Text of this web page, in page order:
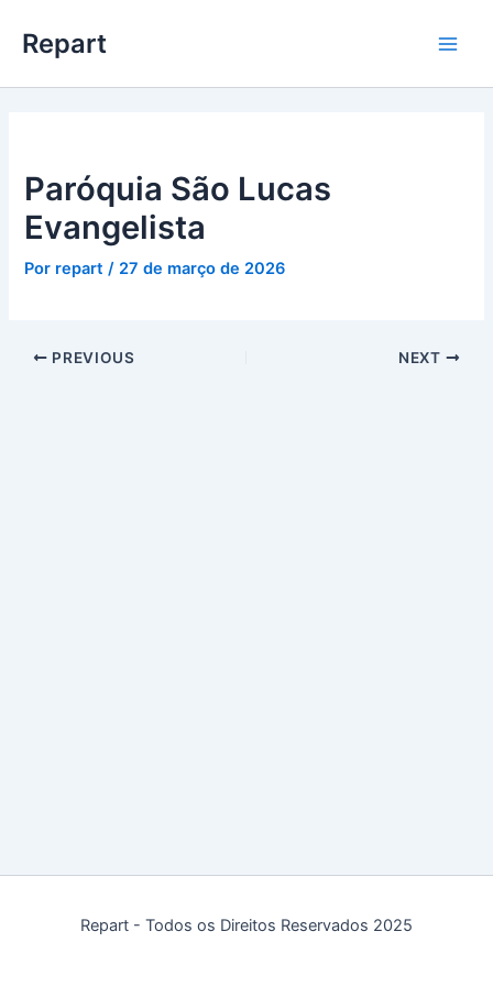
para
conteúdo
Repart
Paróquia São Lucas
Evangelista
Por repart/ 27 de março de 2026
PREVIOUS NEXT
Repart - Todos os Direitos Reservados 2025